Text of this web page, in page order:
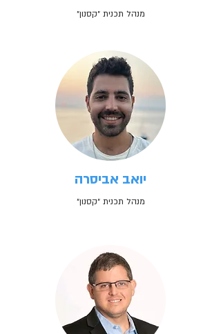
מנהל תכנית ״קסנון״
יואב אביסרה
מנהל תכנית ״קסנון״